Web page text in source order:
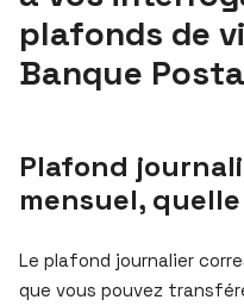
plafonds de
Banque
Plafond
mensuel,
Le plafond journalier
que vous pouvez